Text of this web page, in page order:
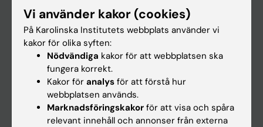
Utbildning
Forskarutbildning
Forskning
Vi använder kakor (cookies)
På Karolinska Institutets webbplats använder vi
kakor för olika syften:
Nödvändiga kakor för att webbplatsen ska
fungera korrekt.
Kakor för analys för att förstå hur
webbplatsen används.
Marknadsföringskakor för att visa och spåra
relevant innehåll och annonser från externa